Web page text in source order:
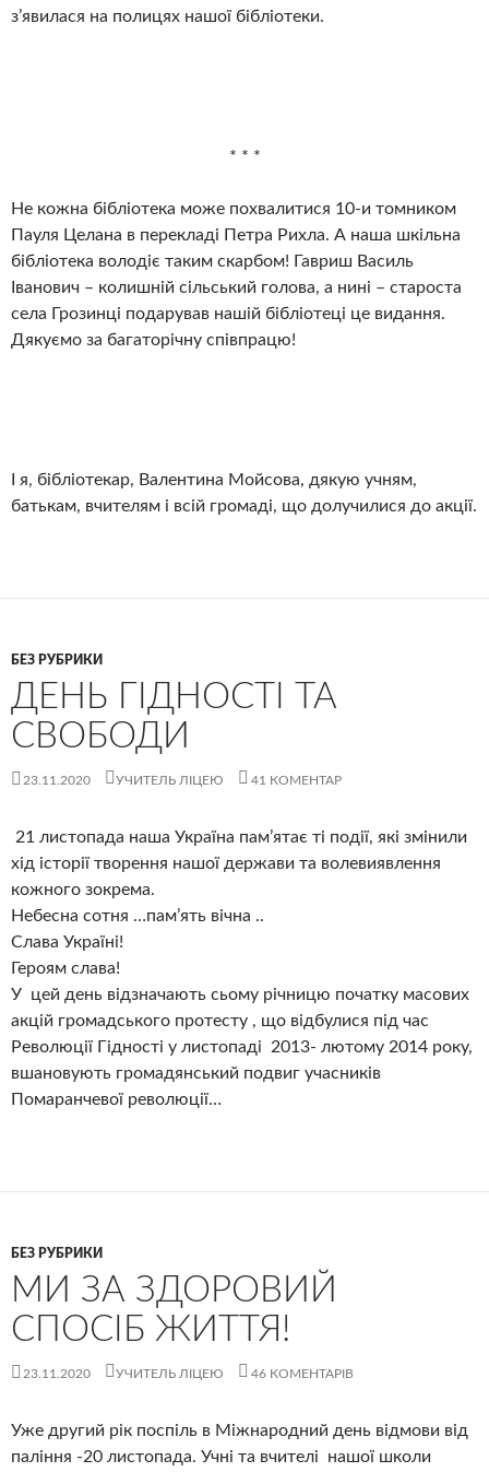
з’явилася на полицях нашої бібліотеки.
* * *
Не кожна бібліотека може похвалитися 10-и томником
Пауля Целана в перекладі Петра Рихла. А наша шкільна
бібліотека володіє таким скарбом! Гавриш Василь
Іванович – колишній сільський голова, а нині – староста
села Грозинці подарував нашій бібліотеці це видання.
Дякуємо за багаторічну співпрацю!
І я, бібліотекар, Валентина Мойсова, дякую учням,
батькам, вчителям і всій громаді, що долучилися до акції.
БЕЗ РУБРИКИ
ДЕНЬ ГІДНОСТІ ТА
СВОБОДИ
23.11.2020 УЧИТЕЛЬ ЛІЦЕЮ 41 КОМЕНТАР
21 листопада наша Україна пам’ятає ті події, які змінили
хід історії творення нашої держави та волевиявлення
кожного зокрема.
Небесна сотня …пам’ять вічна ..
Слава Україні!
Героям слава!
У цей день відзначають сьому річницю початку масових
акцій громадського протесту , що відбулися під час
Революції Гідності у листопаді 2013- лютому 2014 року,
вшановують громадянський подвиг учасників
Помаранчевої революції…
БЕЗ РУБРИКИ
МИ ЗА ЗДОРОВИЙ
СПОСІБ ЖИТТЯ!
23.11.2020 УЧИТЕЛЬ ЛІЦЕЮ 46 КОМЕНТАРІВ
Уже другий рік поспіль в Міжнародний день відмови від
паління -20 листопада. Учні та вчителі нашої школи